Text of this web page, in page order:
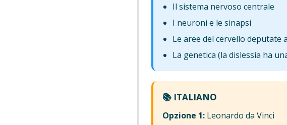
Il sistema nervoso centrale
I neuroni e le sinapsi
Le aree del cervello deputate
La genetica (la dislessia ha
📚 ITALIANO
Opzione 1: Leonardo da Vinci